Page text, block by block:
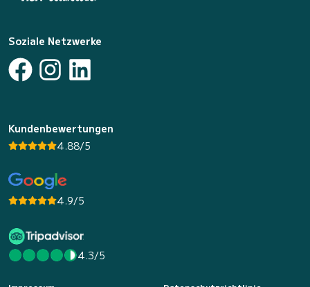
Soziale Netzwerke
Kundenbewertungen
4.88/5
4.9/5
4.3/5